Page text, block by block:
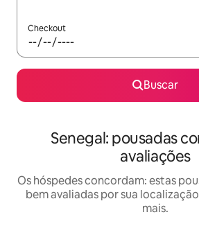
Checkout
Buscar
Senegal: pousadas
avaliações
Os hóspedes concordam: estas
bem avaliadas por sua
mais.